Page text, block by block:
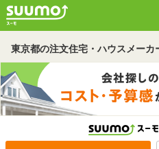
東京都の注文住宅・ハウスメーカ